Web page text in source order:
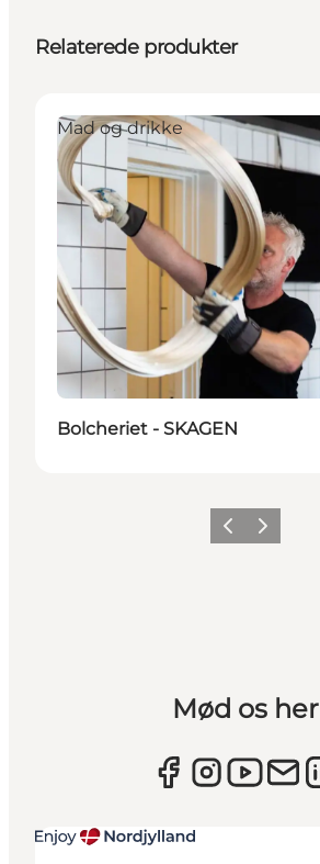
Relaterede produkter
Mad og drikke
Bolcheriet - SKAGEN
ForrigeNæste
Mød os her